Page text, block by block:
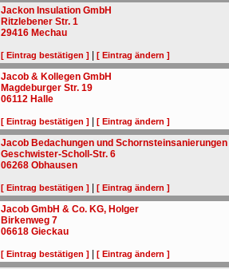
Jackon Insulation GmbH
Ritzlebener Str. 1
29416 Mechau
[ Eintrag bestätigen ] |[ Eintrag ändern ]
Jacob & Kollegen GmbH
Magdeburger Str. 19
06112 Halle
[ Eintrag bestätigen ] |[ Eintrag ändern ]
Jacob Bedachungen und Schornsteinsanierungen
Geschwister-Scholl-Str. 6
06268 Obhausen
[ Eintrag bestätigen ] |[ Eintrag ändern ]
Jacob GmbH & Co. KG, Holger
Birkenweg 7
06618 Gieckau
[ Eintrag bestätigen ] |[ Eintrag ändern ]